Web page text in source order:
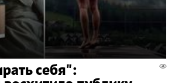
себя":